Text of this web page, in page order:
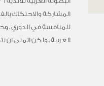
المشاركة والاحتكاك
للمنافسة في الدوري .
العربية ، ولكن اتمنى ان